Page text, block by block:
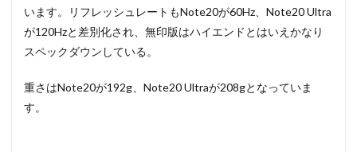
います。リフレッシュレートもNote20が60Hz、Note20 Ultra
が120Hzと差別化され、無印版はハイエンドとはいえかなり
スペックダウンしている。
重さはNote20が192g、Note20 Ultraが208gとなっていま
す。